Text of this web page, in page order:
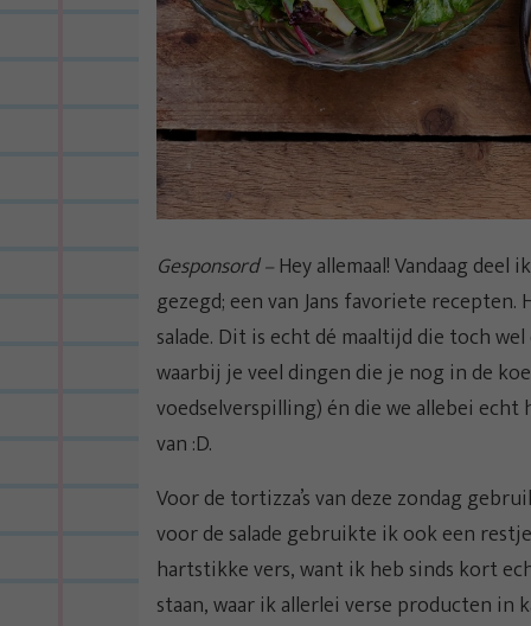
Gesponsord – Hey allemaal! Vandaag
gezegd; een van Jans favoriete recepten.
salade. Dit is echt dé maaltijd die toch
waarbij je veel dingen die je nog in de
voedselverspilling) én die we allebei
van :D.
Voor de tortizza’s van deze zondag
voor de salade gebruikte ik ook een
hartstikke vers, want ik heb sinds kort
staan, waar ik allerlei verse producten in